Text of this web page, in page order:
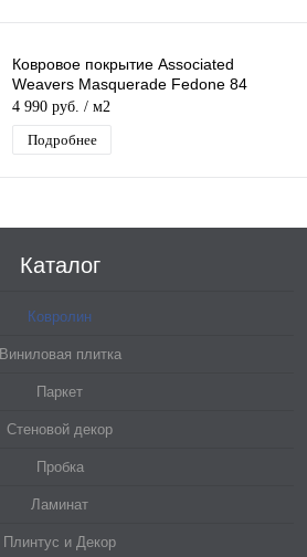
Ковровое покрытие Associated
Weavers Masquerade Fedone 84
4 990 руб. / м2
Подробнее
Каталог
Ковролин
Виниловая плитка
Паркет
Стеновой декор
Пробка
Ламинат
Плинтус и Декор